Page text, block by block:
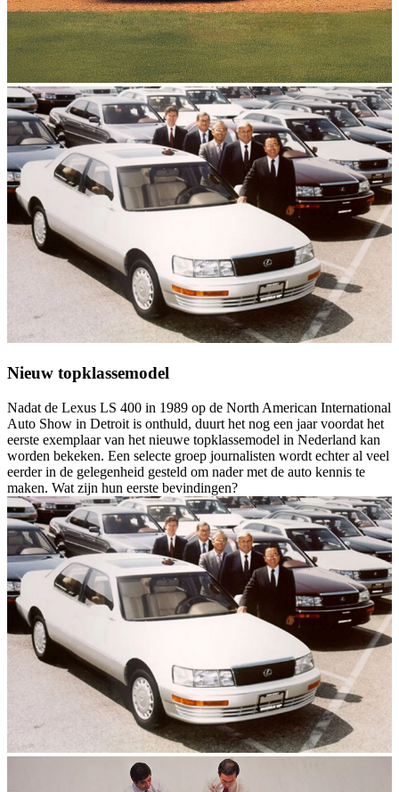
Nieuw topklassemodel
Nadat de Lexus LS 400 in 1989 op de North American International
Auto Show in Detroit is onthuld, duurt het nog een jaar voordat het
eerste exemplaar van het nieuwe topklassemodel in Nederland kan
worden bekeken. Een selecte groep journalisten wordt echter al veel
eerder in de gelegenheid gesteld om nader met de auto kennis te
maken. Wat zijn hun eerste bevindingen?